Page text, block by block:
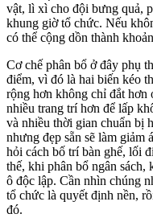
vật, lì xì cho đội bưng quả,
khung giờ tổ chức. Nếu
có thể cộng dồn thành
Cơ chế phân bổ ở đây phụ
điểm, vì đó là hai biến kéo
rộng hơn không chỉ đắt hơn
nhiều trang trí hơn để lấp
và nhiều thời gian chuẩn bị
nhưng đẹp sẵn sẽ làm giảm
hỏi cách bố trí bàn ghế, lối
thế, khi phân bổ ngân
ô độc lập. Cần nhìn chúng
tổ chức là quyết định nền,
đó.